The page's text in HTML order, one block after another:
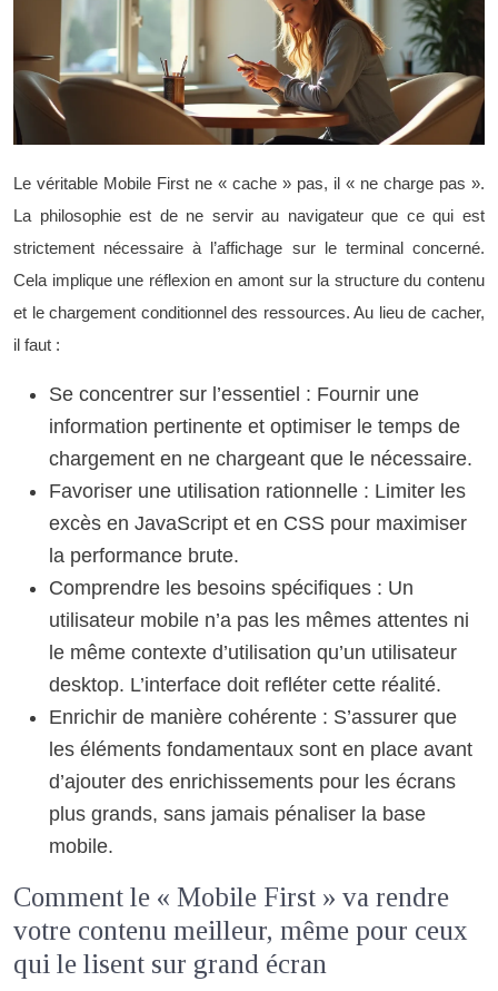
Le véritable Mobile First ne « cache » pas, il « ne charge pas ».
La philosophie est de ne servir au navigateur que ce qui est
strictement nécessaire à l’affichage sur le terminal concerné.
Cela implique une réflexion en amont sur la structure du contenu
et le chargement conditionnel des ressources. Au lieu de cacher,
il faut :
Se concentrer sur l’essentiel : Fournir une
information pertinente et optimiser le temps de
chargement en ne chargeant que le nécessaire.
Favoriser une utilisation rationnelle : Limiter les
excès en JavaScript et en CSS pour maximiser
la performance brute.
Comprendre les besoins spécifiques : Un
utilisateur mobile n’a pas les mêmes attentes ni
le même contexte d’utilisation qu’un utilisateur
desktop. L’interface doit refléter cette réalité.
Enrichir de manière cohérente : S’assurer que
les éléments fondamentaux sont en place avant
d’ajouter des enrichissements pour les écrans
plus grands, sans jamais pénaliser la base
mobile.
Comment le « Mobile First » va rendre
votre contenu meilleur, même pour ceux
qui le lisent sur grand écran